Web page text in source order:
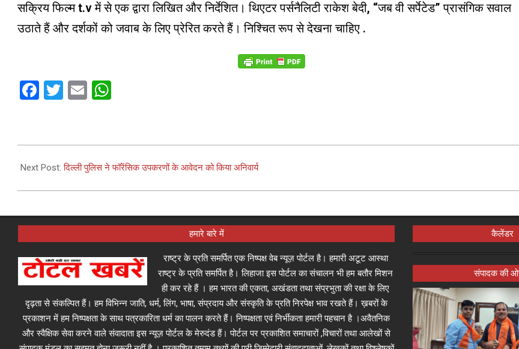
सक्रिय फिल्म t.v में से एक द्वारा लिखित और निर्देशित। थिएटर पर्सनैलिटी राकेश बेदी, “जब वी सर्पेटेड” प्रासंगिक सवाल
उठाते हैं और दर्शकों को जवाब के लिए प्रेरित करते हैं। निश्चित रूप से देखना चाहिए .
Facebook
Twitter
Email
08-
Next Post:दिल्ली पुलिस ने फॉरेंसिक उपकरणों के आवेदन को किया अनिवार्य
हमारे बारे में
राष्ट्र के प्रति समर्पित एक निष्पक्ष वेब न्यूज़ पोर्टल है। हमारी अटूट आस्था
राष्ट्र के प्रति समर्पित है। लिहाजा इस पोर्टल का संचालन भी हम बतौर मिशन
ही कर रहे हैं । हम भारत की एकता, अखंडता तथा संप्रभुता की रक्षा के लिए
दृढ़ता से संकल्पित हैं। हम विभिन्न जाति, धर्म, लिंग, भाषा, संप्रदाय और संस्कृति के प्रति निरपेक्ष भाव रखते हैं। ख़बरों के
प्रकाशन में हम निष्पक्षता के साथ पत्रकारिता धर्म का पालन करते हैं। निष्पक्षता एवं निर्भीकता हमारी पहचान है ।अवैतनिक
और स्वैक्षिक सेवा करने वाले संवादाता इस न्यूज़ पोर्टल के मेरुदंड हैं। पोर्टल पर प्रकाशित समाचारों ,विचारों तथा आलेखों से
कैलेंडर
संपादक की